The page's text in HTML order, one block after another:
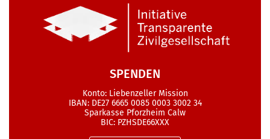
SPENDEN
Konto: Liebenzeller Mission
IBAN: DE27 6665 0085 0003 3002 34
Sparkasse Pforzheim Calw
BIC: PZHSDE66XXX